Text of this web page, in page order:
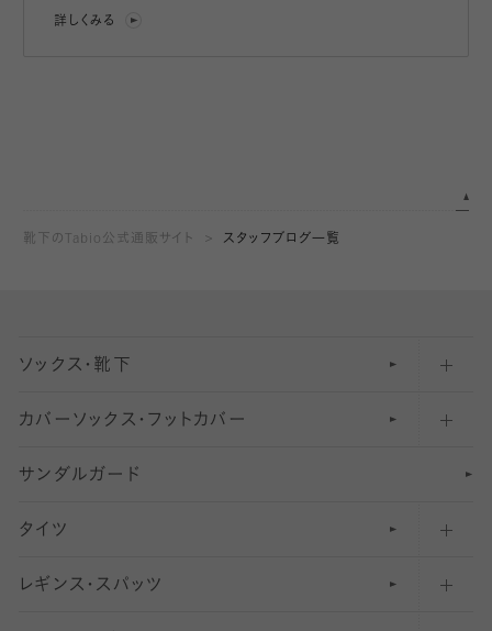
詳しくみる
靴下のTabio公式通販サイト スタッフブログ一覧
ソックス・靴下
五本指ソックス・靴下
足袋ソックス・靴下
無地・プレーンソックス・靴下
柄ソックス・靴下
カバーソックス・フットカバー
フットカバー・カバーソックス（深め）
フットカバー・カバーソックス（ふつう）
フットカバー・カバーソックス（浅め）
サンダルガード
タイツ
30デニール以下のタイツ（薄手タイツ）
レギンス・スパッツ